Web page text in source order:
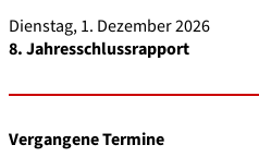
Dienstag, 1. Dezember 2026
8. Jahresschlussrapport
Vergangene Termine